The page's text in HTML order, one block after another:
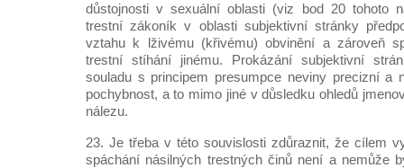
důstojnosti v sexuální oblasti (viz bod 20 tohoto
trestní zákoník v oblasti subjektivní stránky
vztahu k lživému (křivému) obvinění a zároveň
trestní stíhání jinému. Prokázání subjektivní
souladu s principem presumpce neviny precizní a
pochybnost, a to mimo jiné v důsledku ohledů
nálezu.
23. Je třeba v této souvislosti zdůraznit, že cílem
spáchání násilných trestných činů není a nemůže